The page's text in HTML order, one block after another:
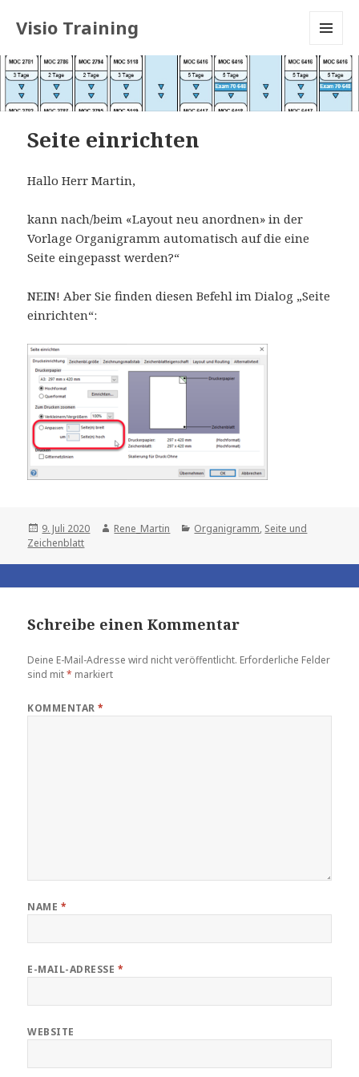
Visio Training
AND
WIDGETS
Seite einrichten
Hallo Herr Martin,
kann nach/beim «Layout neu anordnen» in der
Vorlage Organigramm automatisch auf die eine
Seite eingepasst werden?“
NEIN! Aber Sie finden diesen Befehl im Dialog „Seite
einrichten“:
Posted
on
9. Juli 2020 Author
Rene_Martin Categories
Organigramm, Seite und
Zeichenblatt
Schreibe einen Kommentar
Deine E-Mail-Adresse wird nicht veröffentlicht. Erforderliche Felder
sind mit* markiert
KOMMENTAR*
NAME *
E-MAIL-ADRESSE *
WEBSITE